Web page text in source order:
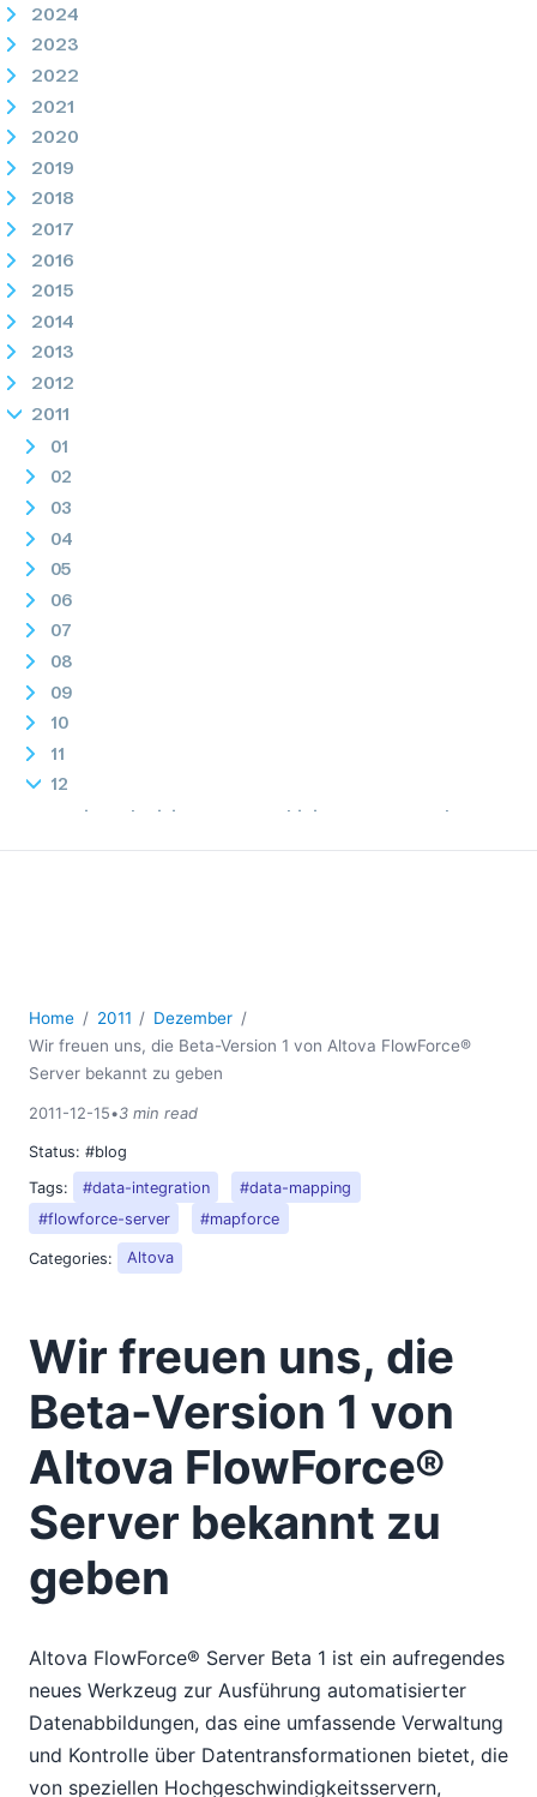
2024
2023
2022
2021
2020
2019
2018
2017
2016
2015
2014
2013
2012
2011
01
02
03
04
05
06
07
08
09
10
11
12
Neu in StyleVision 2012: Kombinierte Formatvorlagen
für eine verbesserte Formatierung
2007
Home 2011
Dezember
Wir freuen uns, die Beta-Version 1 von Altova FlowForce®
Server bekannt zu geben
2011-12-15•3 min read
Status: #blog
Tags:
#data-integration
#data-mapping
#flowforce-server
#mapforce
Categories: Altova
Wir freuen uns, die
Beta-Version 1 von
Altova FlowForce®
Server bekannt zu
geben
Altova FlowForce® Server Beta 1 ist ein aufregendes
neues Werkzeug zur Ausführung automatisierter
Datenabbildungen, das eine umfassende Verwaltung
und Kontrolle über Datentransformationen bietet, die
von speziellen Hochgeschwindigkeitsservern,